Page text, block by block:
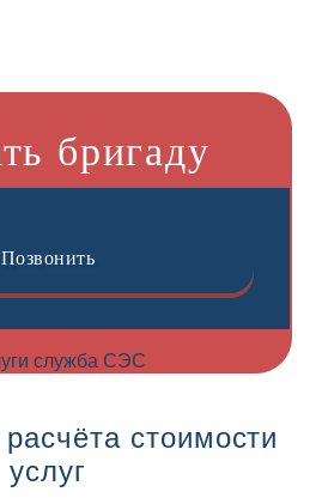
бригаду
Позвонить
стоимости
услуг